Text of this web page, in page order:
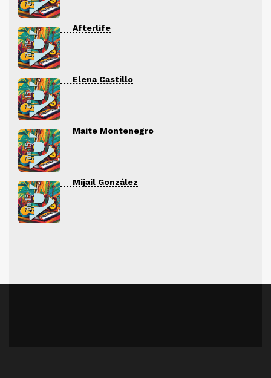
Afterlife
Elena Castillo
Maite Montenegro
Mijail González